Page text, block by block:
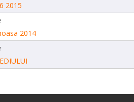
2015
2014